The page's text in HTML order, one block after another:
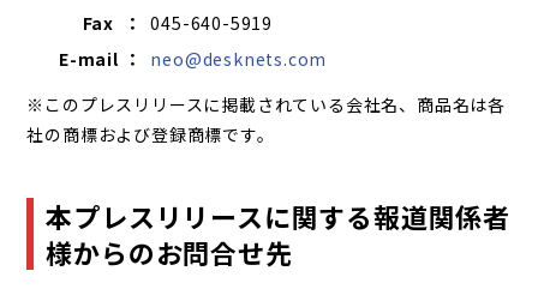
Fax ：
045-640-5919
E-mail ：
neo@desknets.com
※このプレスリリースに掲載されている会社名、商品名は各
社の商標および登録商標です。
本プレスリリースに関する報道関係者
様からのお問合せ先